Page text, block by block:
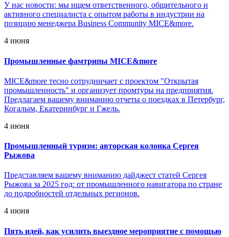
У нас новости: мы ищем ответственного, общительного и
активного специалиста с опытом работы в индустрии на
позицию менеджера Business Community MICE&more.
4 июня
Промышленные фамтрипы MICE&more
MICE&more тесно сотрудничает с проектом "Открытая
промышленность" и организует промтуры на предприятия.
Предлагаем вашему вниманию отчеты о поездках в Петербург,
Когалым, Екатеринбург и Гжель.
4 июня
Промышленный туризм: авторская колонка Сергея
Рыжова
Представляем вашему вниманию дайджест статей Сергея
Рыжова за 2025 год: от промышленного навигатора по стране
до подробностей отдельных регионов.
4 июня
Пять идей, как усилить выездное мероприятие с помощью